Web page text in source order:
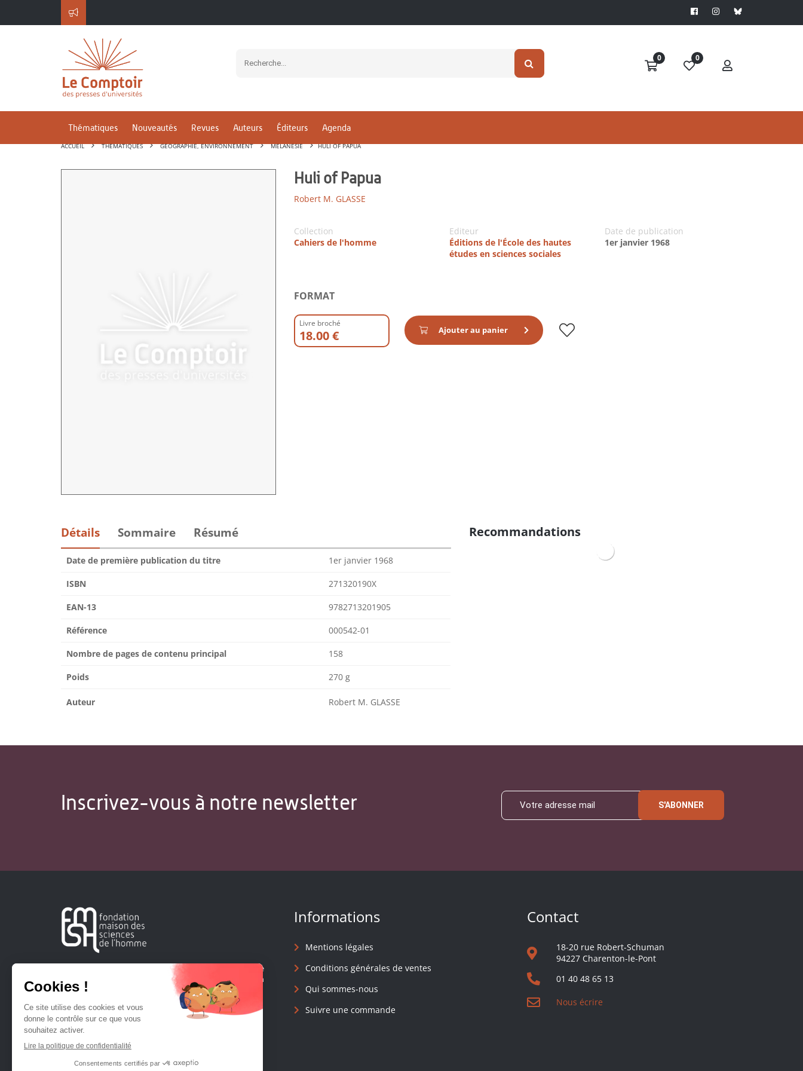
0 0
Thématiques Nouveautés Revues Auteurs Éditeurs Agenda
ACCUEIL THÉMATIQUES GÉOGRAPHIE, ENVIRONNEMENT MÉLANÉSIE HULI OF PAPUA
Huli of Papua
Robert M. GLASSE
Collection
Cahiers de l'homme
Editeur
Éditions de l'École des hautes
études en sciences sociales
Date de publication
1er janvier 1968
FORMAT
Livre broché
18.00 € Ajouter au panier
Détails Sommaire Résumé
Date de première publication du titre 1er janvier 1968
ISBN 271320190X
EAN-13 9782713201905
Référence 000542-01
Nombre de pages de contenu principal 158
Poids 270 g
Auteur Robert M. GLASSE
Recommandations
Inscrivez-vous à notre newsletter S'ABONNER
Créée en 1963, la Fondation Maison Sciences de l'Homme
soutient la recherche et la diffusion des connaissances en
sciences humaines et sociales.
Informations
Mentions légales
Conditions générales de ventes
Qui sommes-nous
Suivre une commande
Contact
18-20 rue Robert-Schuman
94227 Charenton-le-Pont
01 40 48 65 13
Nous écrire